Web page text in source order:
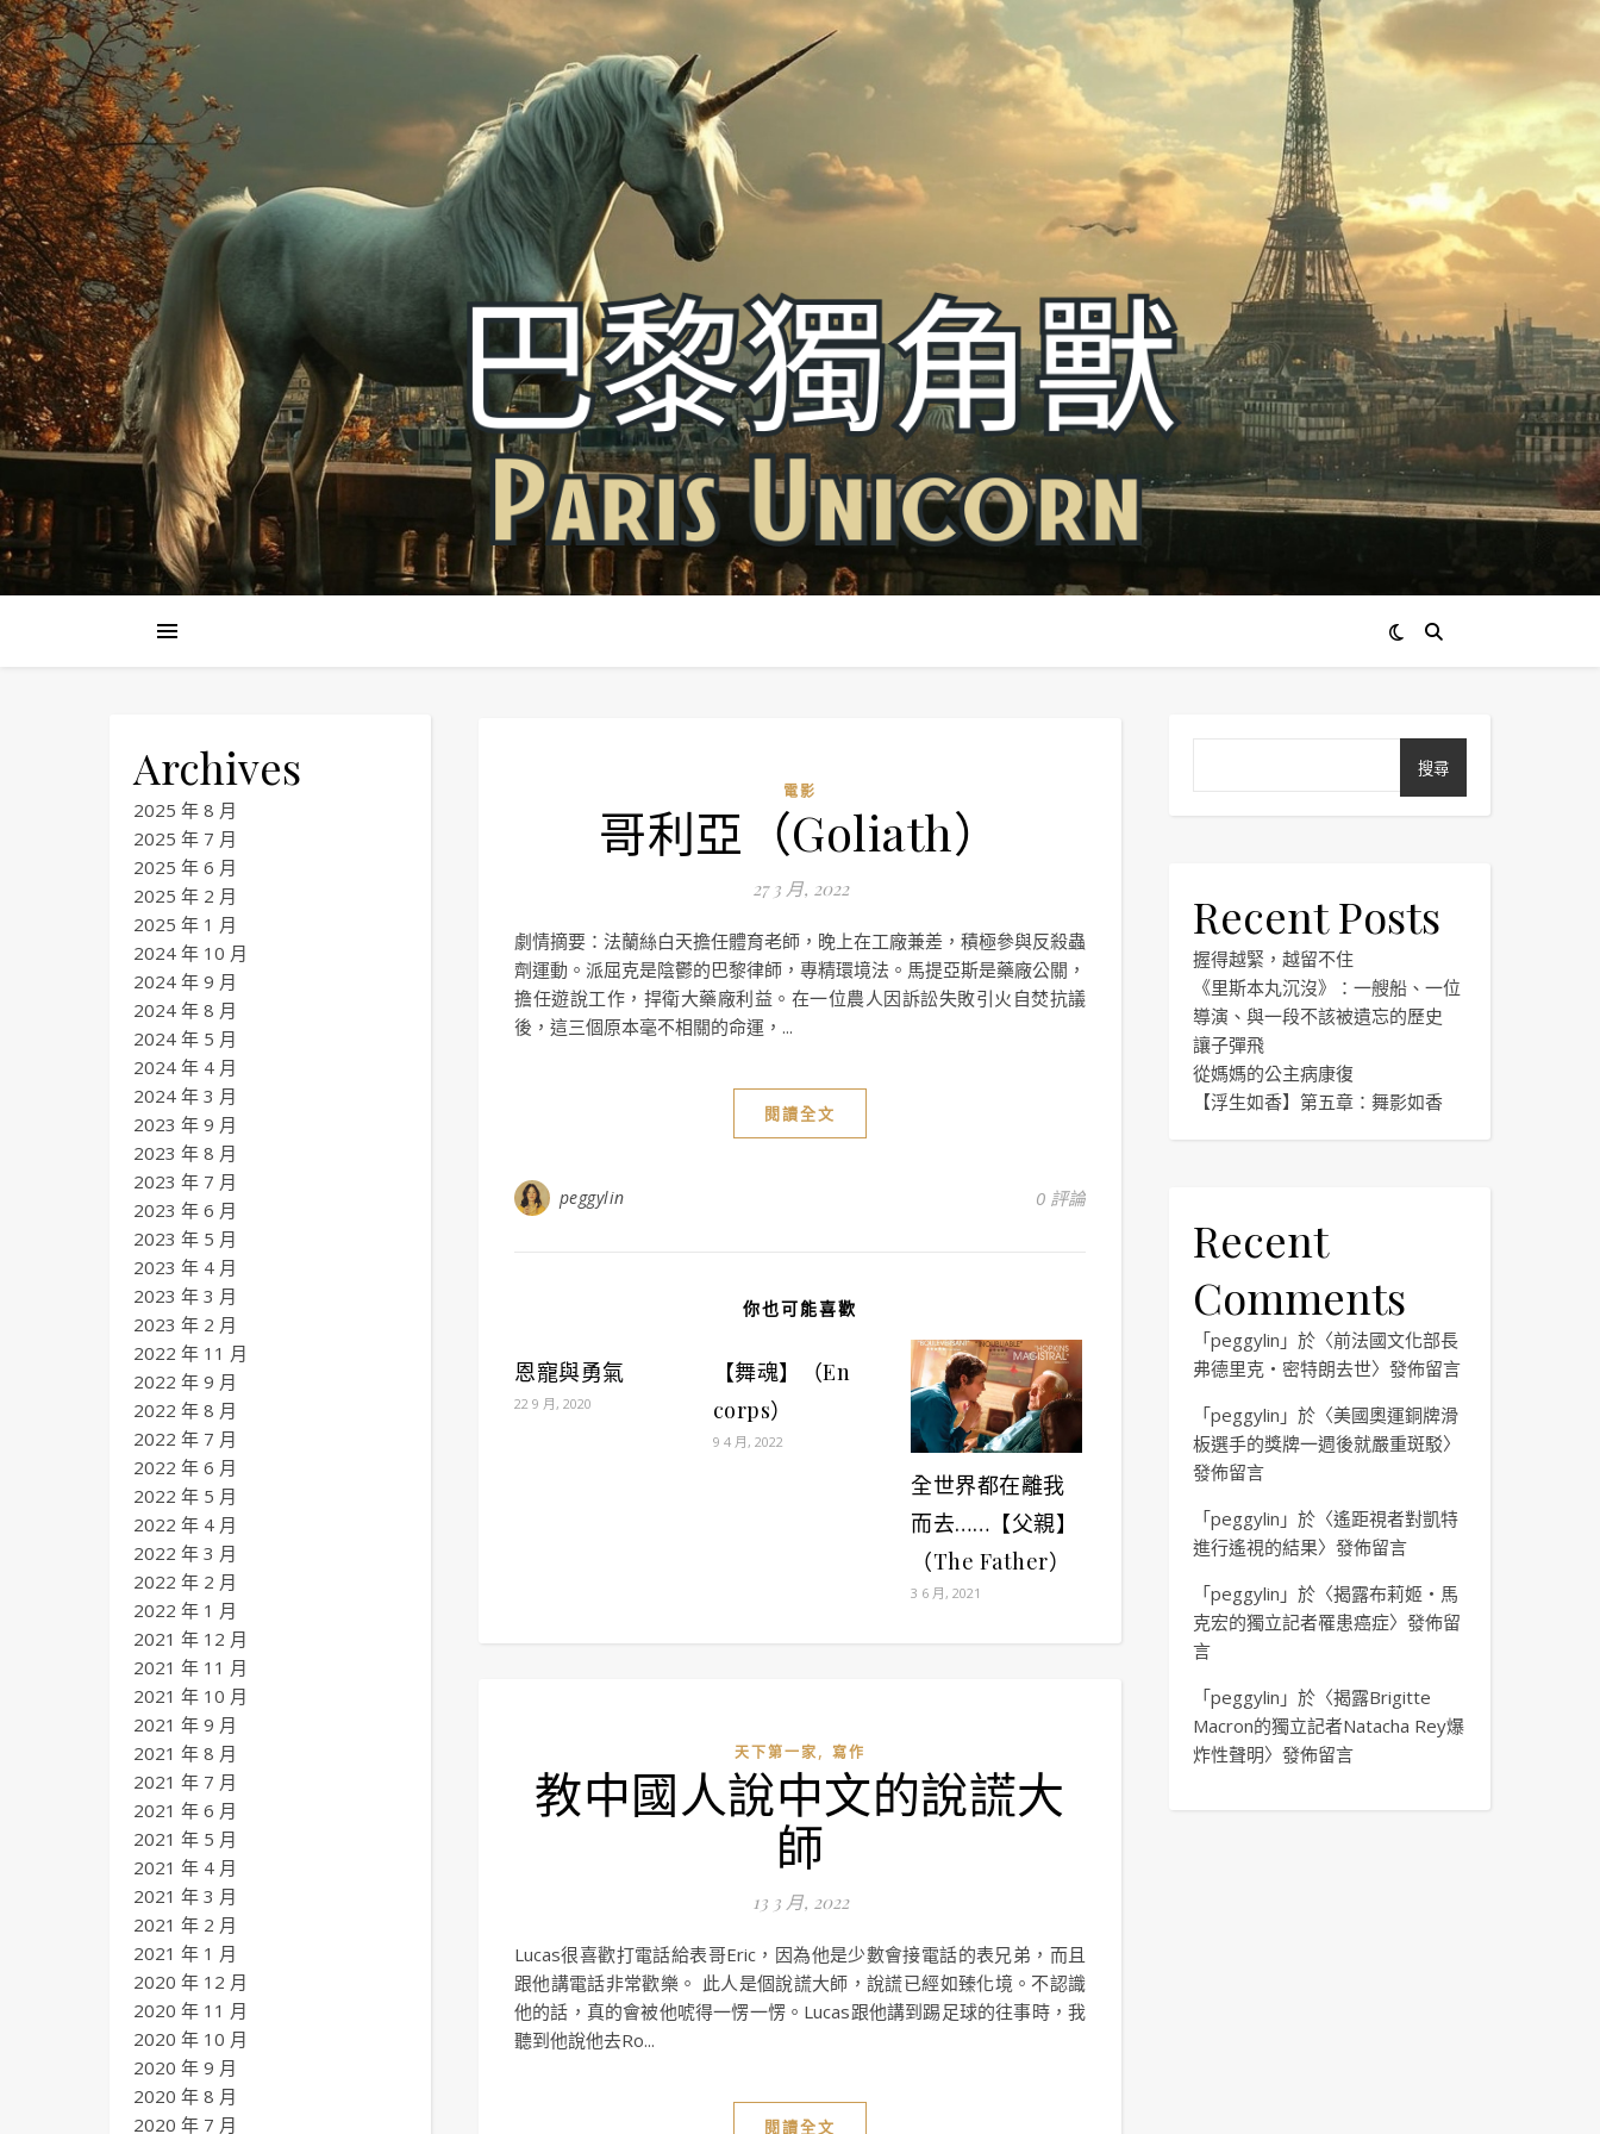
Archives
2025 年 8 月
2025 年 7 月
2025 年 6 月
2025 年 2 月
2025 年 1 月
2024 年 10 月
2024 年 9 月
2024 年 8 月
2024 年 5 月
2024 年 4 月
2024 年 3 月
2023 年 9 月
2023 年 8 月
2023 年 7 月
2023 年 6 月
2023 年 5 月
2023 年 4 月
2023 年 3 月
2023 年 2 月
2022 年 11 月
2022 年 9 月
2022 年 8 月
2022 年 7 月
2022 年 6 月
2022 年 5 月
2022 年 4 月
2022 年 3 月
2022 年 2 月
2022 年 1 月
2021 年 12 月
2021 年 11 月
2021 年 10 月
2021 年 9 月
2021 年 8 月
2021 年 7 月
2021 年 6 月
2021 年 5 月
2021 年 4 月
2021 年 3 月
2021 年 2 月
2021 年 1 月
2020 年 12 月
2020 年 11 月
2020 年 10 月
2020 年 9 月
2020 年 8 月
2020 年 7 月
電影
哥利亞（Goliath）
27 3 月, 2022
劇情摘要：法蘭絲白天擔任體育老師，晚上在工廠兼差，積極參與反殺蟲
劑運動。派屈克是陰鬱的巴黎律師，專精環境法。馬提亞斯是藥廠公關，
擔任遊說工作，捍衛大藥廠利益。在一位農人因訴訟失敗引火自焚抗議
後，這三個原本毫不相關的命運，...
閱讀全文
peggylin 0 評論
你也可能喜歡
恩寵與勇氣
22 9 月, 2020
【舞魂】（En
corps）
9 4 月, 2022
全世界都在離我
而去……【父親】
（The Father）
3 6 月, 2021
天下第一家, 寫作
教中國人說中文的說謊大
師
13 3 月, 2022
Lucas很喜歡打電話給表哥Eric，因為他是少數會接電話的表兄弟，而且
跟他講電話非常歡樂。 此人是個說謊大師，說謊已經如臻化境。不認識
他的話，真的會被他唬得一愣一愣。Lucas跟他講到踢足球的往事時，我
聽到他說他去Ro...
閱讀全文
搜尋
Recent Posts
握得越緊，越留不住
《里斯本丸沉沒》：一艘船、一位
導演、與一段不該被遺忘的歷史
讓子彈飛
從媽媽的公主病康復
【浮生如香】第五章：舞影如香
Recent
Comments
「peggylin 」於〈前法國文化部長
弗德里克・密特朗去世〉發佈留言
「peggylin 」於〈美國奧運銅牌滑
板選手的獎牌一週後就嚴重斑駁〉
發佈留言
「peggylin 」於〈遙距視者對凱特
進行遙視的結果〉發佈留言
「peggylin 」於〈揭露布莉姬・馬
克宏的獨立記者罹患癌症〉發佈留
言
「peggylin 」於〈揭露Brigitte
Macron的獨立記者Natacha Rey爆
炸性聲明〉發佈留言